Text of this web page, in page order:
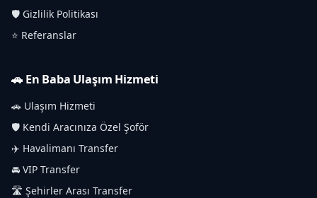
🛡️ Gizlilik Politikası
⭐ Referanslar
🚗 En Baba Ulaşım Hizmeti
🚗 Ulaşım Hizmeti
🛡️ Kendi Aracınıza Özel Şoför
✈️ Havalimanı Transfer
🚘 VIP Transfer
🛣️ Şehirler Arası Transfer